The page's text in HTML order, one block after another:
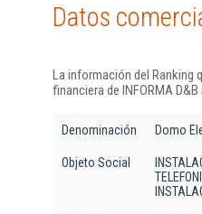
Datos
La información del Ranking
financiera de INFORMA D&B
Denominación Domo
Objeto Social